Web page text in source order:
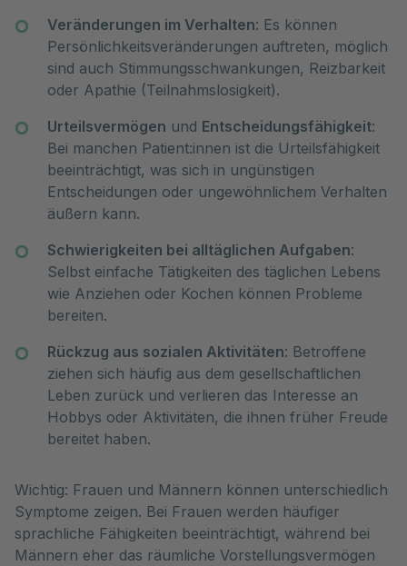
Veränderungen im Verhalten: Es können
Persönlichkeitsveränderungen auftreten, möglich
sind auch Stimmungsschwankungen, Reizbarkeit
oder Apathie (Teilnahmslosigkeit).
Urteilsvermögen und Entscheidungsfähigkeit:
Bei manchen Patient:innen ist die Urteilsfähigkeit
beeinträchtigt, was sich in ungünstigen
Entscheidungen oder ungewöhnlichem Verhalten
äußern kann.
Schwierigkeiten bei alltäglichen Aufgaben:
Selbst einfache Tätigkeiten des täglichen Lebens
wie Anziehen oder Kochen können Probleme
bereiten.
Rückzug aus sozialen Aktivitäten: Betroffene
ziehen sich häufig aus dem gesellschaftlichen
Leben zurück und verlieren das Interesse an
Hobbys oder Aktivitäten, die ihnen früher Freude
bereitet haben.
Wichtig: Frauen und Männern können unterschiedlich
Symptome zeigen. Bei Frauen werden häufiger
sprachliche Fähigkeiten beeinträchtigt, während bei
Männern eher das räumliche Vorstellungsvermögen